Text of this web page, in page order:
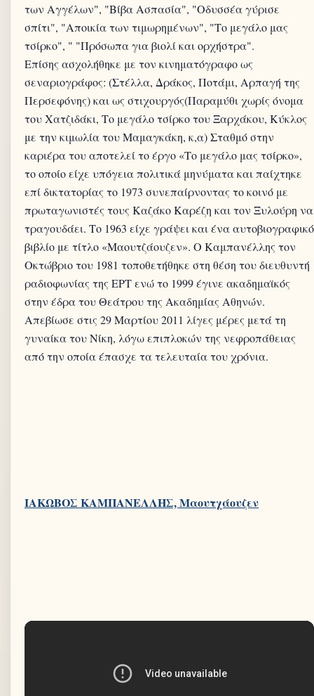
των Αγγέλων", "Βίβα Ασπασία", "Οδυσσέα γύρισε
σπίτι", "Αποικία των τιμωρημένων", "Το μεγάλο μας
τσίρκο", " "Πρόσωπα για βιολί και ορχήστρα".
Επίσης ασχολήθηκε με τον κινηματόγραφο ως
σεναριογράφος: (Στέλλα, Δράκος, Ποτάμι, Αρπαγή της
Περσεφόνης) και ως στιχουργός(Παραμύθι χωρίς όνομα
του Χατζιδάκι, Το μεγάλο τσίρκο του Ξαρχάκου, Κύκλος
με την κιμωλία του Μαμαγκάκη, κ,α) Σταθμό στην
καριέρα του αποτελεί το έργο «Το μεγάλο μας τσίρκο»,
το οποίο είχε υπόγεια πολιτικά μηνύματα και παίχτηκε
επί δικτατορίας το 1973 συνεπαίρνοντας το κοινό με
πρωταγωνιστές τους Καζάκο Καρέζη και τον Ξυλούρη να
τραγουδάει. Το 1963 είχε γράψει και ένα αυτοβιογραφικό
βιβλίο με τίτλο «Μαουτζάουζεν». Ο Καμπανέλλης τον
Οκτώβριο του 1981 τοποθετήθηκε στη θέση του διευθυντή
ραδιοφωνίας της ΕΡΤ ενώ το 1999 έγινε ακαδημαϊκός
στην έδρα του Θεάτρου της Ακαδημίας Αθηνών.
Απεβίωσε στις 29 Μαρτίου 2011 λίγες μέρες μετά τη
γυναίκα του Νίκη, λόγω επιπλοκών της νεφροπάθειας
από την οποία έπασχε τα τελευταία του χρόνια.